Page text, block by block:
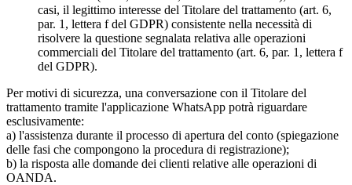
casi, il legittimo interesse del Titolare del trattamento (art. 6,
par. 1, lettera f del GDPR) consistente nella necessità di
risolvere la questione segnalata relativa alle operazioni
commerciali del Titolare del trattamento (art. 6, par. 1, lettera f
del GDPR).
Per motivi di sicurezza, una conversazione con il Titolare del
trattamento tramite l'applicazione WhatsApp potrà riguardare
esclusivamente:
a) l'assistenza durante il processo di apertura del conto (spiegazione
delle fasi che compongono la procedura di registrazione);
b) la risposta alle domande dei clienti relative alle operazioni di
OANDA.